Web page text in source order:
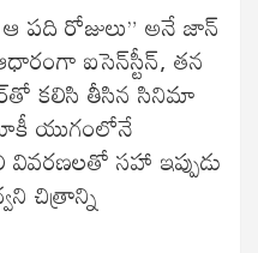
పది రోజులు” అనే జాన్
ఐసెన్‍స్టీన్‍, తన
కలిసి తీసిన సినిమా
యుగంలోనే
సహా ఇప్పుడు
చిత్రాన్ని